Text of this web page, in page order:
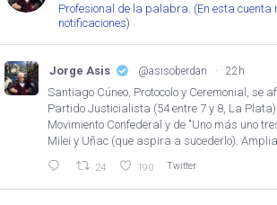
Profesional de la palabra. (En esta cuenta
notificaciones)
Jorge Asis @asisoberdan · 22h
Santiago Cúneo, Protocolo y Ceremonial, se
Partido Justicialista (54 entre 7 y 8, La
Movimiento Confederal y de "Uno más uno
Milei y Uñac (que aspira a sucederlo).
24 190 Twitter